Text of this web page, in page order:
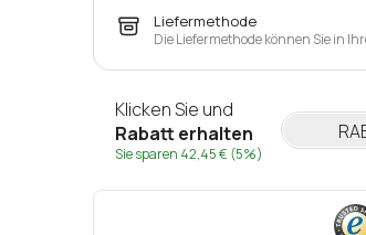
Liefermethode
Die Liefermethode können Sie in
Klicken Sie und
Rabatt erhalten
Sie sparen 42,45 € (5%)